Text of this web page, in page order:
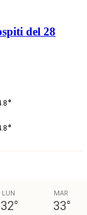
del 28
°
°
LUN
32°
MAR
33°